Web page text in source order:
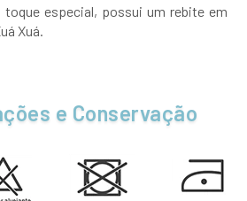
toque especial, possui um rebite em
Xuá.
e Conservação